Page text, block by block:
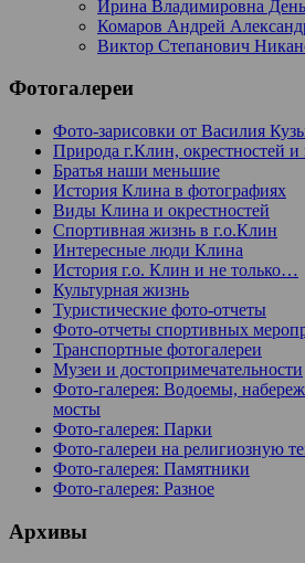
Ирина Владимировна
Комаров Андрей
Виктор Степанович
Фотогалереи
Фото-зарисовки от Василия
Природа г.Клин, окрестностей
Братья наши меньшие
История Клина в фотографиях
Виды Клина и окрестностей
Спортивная жизнь в г.о.Клин
Интересные люди Клина
История г.о. Клин и не только…
Культурная жизнь
Туристические фото-отчеты
Фото-отчеты спортивных
Транспортные фотогалереи
Музеи и достопримечательности
Фото-галерея: Водоемы,
мосты
Фото-галерея: Парки
Фото-галереи на религиозную
Фото-галерея: Памятники
Фото-галерея: Разное
Архивы